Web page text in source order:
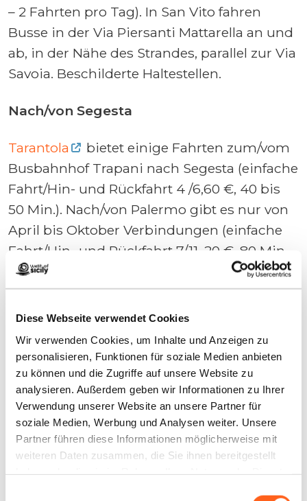
Diese Webseite verwendet Cookies
Wir verwenden Cookies, um Inhalte und Anzeigen zu
personalisieren, Funktionen für soziale Medien anbieten
zu können und die Zugriffe auf unsere Website zu
analysieren. Außerdem geben wir Informationen zu Ihrer
Verwendung unserer Website an unsere Partner für
soziale Medien, Werbung und Analysen weiter. Unsere
Partner führen diese Informationen möglicherweise mit
weiteren Daten zusammen, die Sie ihnen bereitgestellt
– 2 Fahrten pro Tag). In San Vito fahren
Busse in der Via Piersanti Mattarella an und
ab, in der Nähe des Strandes, parallel zur Via
Savoia. Beschilderte Haltestellen.
Nach/von Segesta
Tarantola
bietet einige Fahrten zum/vom
Busbahnhof Trapani nach Segesta (einfache
Fahrt/Hin- und Rückfahrt 4 /6,60 €, 40 bis
50 Min.). Nach/von Palermo gibt es nur von
April bis Oktober Verbindungen (einfache
Fahrt/Hin- und Rückfahrt 7/11, 20 €, 80 Min.,
3 Fahrten pro Tag Mo – Sa). An Sonn- und
Feiertagen gibt es keine Verbindungen.
Die AST-Busse (p121) fahren nach/von
Trapani (einfache Fahrt/Hin- und Rückfahrt
2,90/4,80 €, 40 Min. bis 1 Std., 4 – 6 Fahrten
pro Tag); die Haltestelle in Trapani befindet
sich am Hafen gegenüber der Anlegestelle